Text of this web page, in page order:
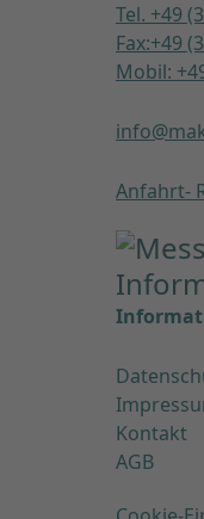
Tel. +49
Fax:+49
Mobil:
Anfahrt-
Kontakt
AGB